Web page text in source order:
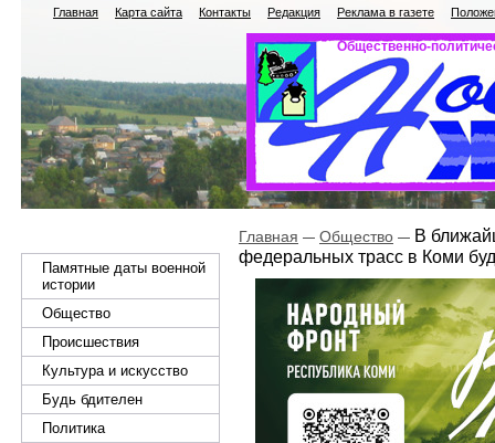
Главная Карта сайта Контакты Редакция Реклама в газете
Общественно-
Памятные даты военной
истории
Общество
Происшествия
Культура и искусство
Будь бдителен
Политика
Главная Общество
В
федеральных трасс в Коми